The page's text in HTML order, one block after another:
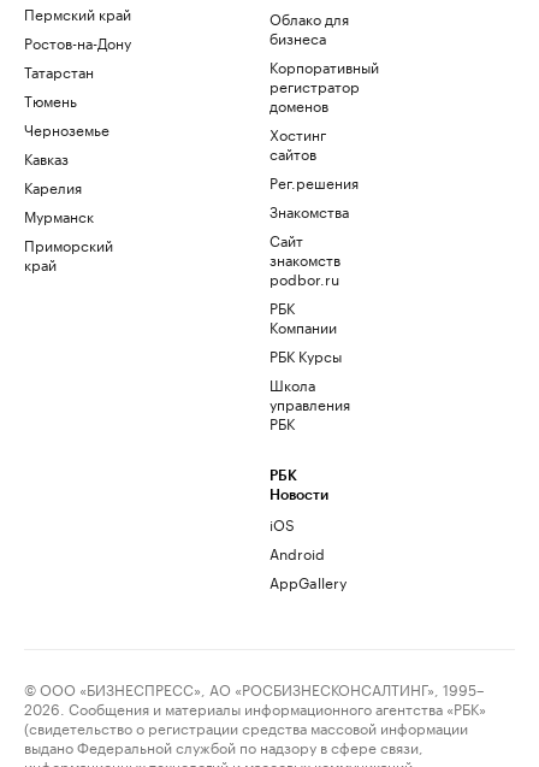
Пермский край
Ростов-на-Дону
Татарстан
Тюмень
Черноземье
Кавказ
Карелия
Мурманск
Приморский
край
Облако для
бизнеса
Корпоративный
регистратор
доменов
Хостинг
сайтов
Рег.решения
Знакомства
Сайт
знакомств
podbor.ru
РБК
Компании
РБК Курсы
Школа
управления
РБК
РБК
Новости
iOS
Android
AppGallery
© ООО «БИЗНЕСПРЕСС», АО «РОСБИЗНЕСКОНСАЛТИНГ», 1995–
2026. Сообщения и материалы информационного агентства «РБК»
(свидетельство о регистрации средства массовой информации
выдано Федеральной службой по надзору в сфере связи,